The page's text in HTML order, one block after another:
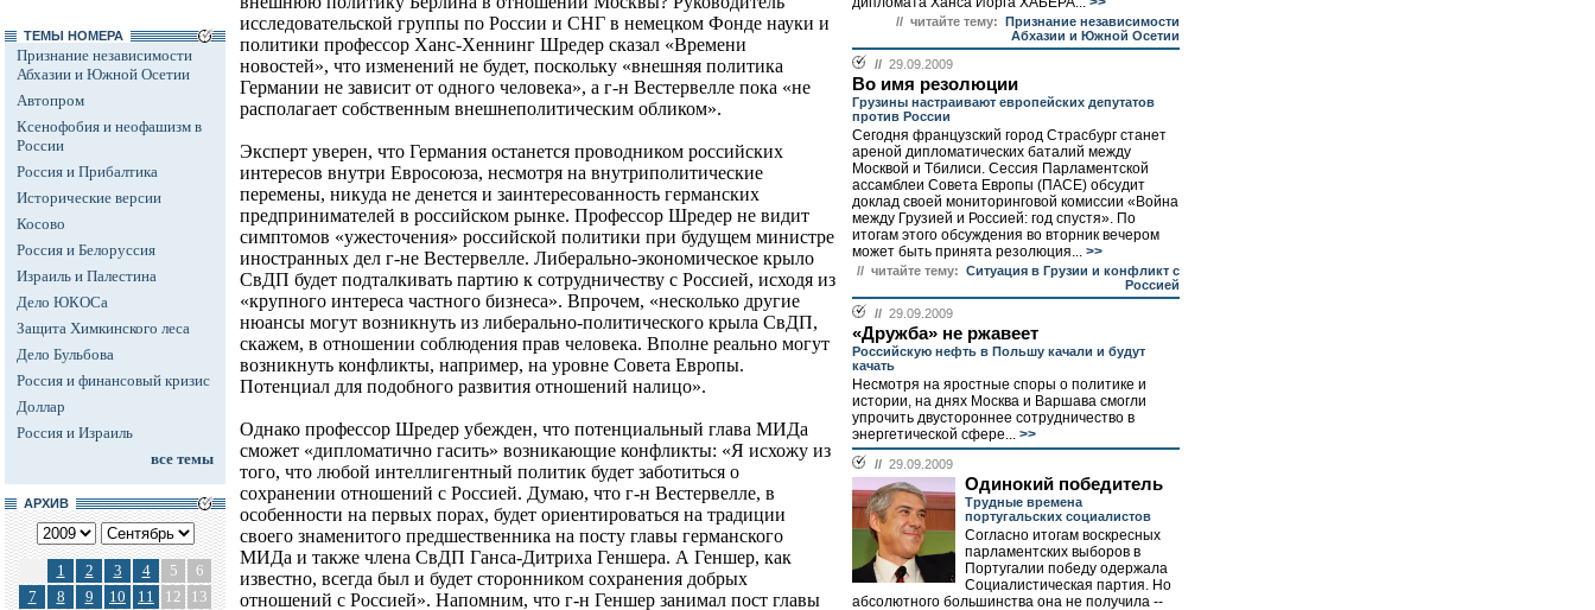
ТЕМЫ НОМЕРА
Признание независимости
Абхазии и Южной Осетии
Автопром
Ксенофобия и неофашизм в
России
Россия и Прибалтика
Исторические версии
Косово
Россия и Белоруссия
Израиль и Палестина
Дело ЮКОСа
Защита Химкинского леса
Дело Бульбова
Россия и финансовый кризис
Доллар
Россия и Израиль
все темы
АРХИВ
1 2 3 4 5
6
7
8 9 10 11 12
13
исследовательской группы по России и СНГ в немецком Фонде науки и
политики профессор Ханс-Хеннинг Шредер сказал «Времени
новостей», что изменений не будет, поскольку «внешняя политика
Германии не зависит от одного человека», а г-н Вестервелле пока «не
располагает собственным внешнеполитическим обликом».
Эксперт уверен, что Германия останется проводником российских
интересов внутри Евросоюза, несмотря на внутриполитические
перемены, никуда не денется и заинтересованность германских
предпринимателей в российском рынке. Профессор Шредер не видит
симптомов «ужесточения» российской политики при будущем министре
иностранных дел г-не Вестервелле. Либерально-экономическое крыло
СвДП будет подталкивать партию к сотрудничеству с Россией, исходя из
«крупного интереса частного бизнеса». Впрочем, «несколько другие
нюансы могут возникнуть из либерально-политического крыла СвДП,
скажем, в отношении соблюдения прав человека. Вполне реально могут
возникнуть конфликты, например, на уровне Совета Европы.
Потенциал для подобного развития отношений налицо».
Однако профессор Шредер убежден, что потенциальный глава МИДа
сможет «дипломатично гасить» возникающие конфликты: «Я исхожу из
того, что любой интеллигентный политик будет заботиться о
сохранении отношений с Россией. Думаю, что г-н Вестервелле, в
особенности на первых порах, будет ориентироваться на традиции
своего знаменитого предшественника на посту главы германского
МИДа и также члена СвДП Ганса-Дитриха Геншера. А Геншер, как
известно, всегда был и будет сторонником сохранения добрых
отношений с Россией». Напомним, что г-н Геншер занимал пост главы
// читайте тему: Признание независимости
Абхазии и Южной Осетии
// 29.09.2009
Во имя резолюции
Грузины настраивают европейских депутатов
против России
Сегодня французский город Страсбург станет
ареной дипломатических баталий между
Москвой и Тбилиси. Сессия Парламентской
ассамблеи Совета Европы (ПАСЕ) обсудит
доклад своей мониторинговой комиссии «Война
между Грузией и Россией: год спустя». По
итогам этого обсуждения во вторник вечером
может быть принята резолюция... >>
// читайте тему: Ситуация в Грузии и конфликт с
Россией
// 29.09.2009
«Дружба» не ржавеет
Российскую нефть в Польшу качали и будут
качать
Несмотря на яростные споры о политике и
истории, на днях Москва и Варшава смогли
упрочить двустороннее сотрудничество в
энергетической сфере... >>
// 29.09.2009
Одинокий победитель
Трудные времена
португальских социалистов
Согласно итогам воскресных
парламентских выборов в
Португалии победу одержала
Социалистическая партия. Но
абсолютного большинства она не получила --